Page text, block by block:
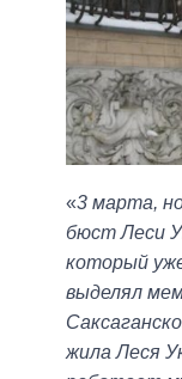
«3 марта,
бюст Леси
который
выделял
жила Леся